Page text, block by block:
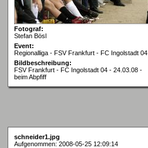
Fotograf:
Stefan Bösl
Event:
Regionalliga - FSV Frankfurt - FC Ingolstadt 04
Bildbeschreibung:
FSV Frankfurt - FC Ingolstadt 04 - 24.03.08 -
beim Abpfiff
schneider1.jpg
Aufgenommen: 2008-05-25 12:09:14